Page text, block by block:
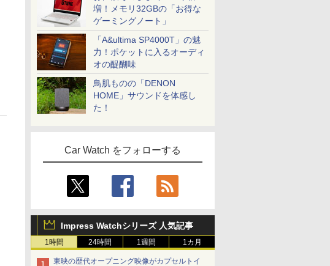
増！メモリ32GBの「お得な
ゲーミングノート」
「A&ultima SP4000T」の魅
力！ポケットに入るオーディ
オの醍醐味
鳥肌ものの「DENON
HOME」サウンドを体感し
た！
Car Watch をフォローする
Impress Watchシリーズ 人気記事
1時間 24時間 1週間 1カ月
東映の歴代オープニング映像がカプセルトイ